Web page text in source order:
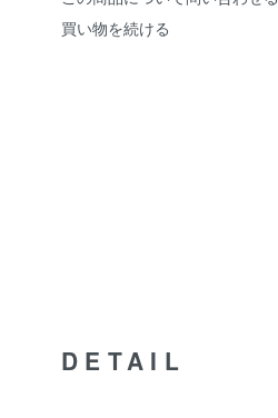
買い物を続ける
DETAIL